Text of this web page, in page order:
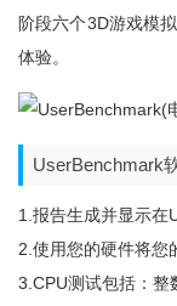
阶段六个3D游戏模
体验。
UserBenchmark
1.报告生成并显示在
2.使用您的硬件将您
3.CPU测试包括：整